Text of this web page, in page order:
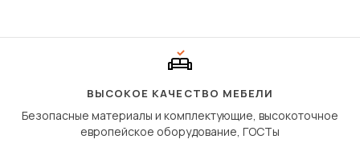
сиденье не
дугообразной
ВЫСОКОЕ КАЧЕСТВО МЕБЕЛИ
Безопасные материалы и комплектующие, высокоточное
европейское оборудование, ГОСТы